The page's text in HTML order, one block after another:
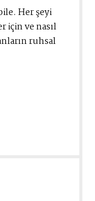
Her şeyi
için ve nasıl
ruhsal